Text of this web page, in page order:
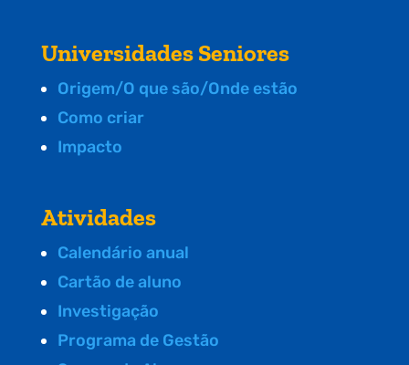
Universidades Seniores
Origem/O que são/Onde estão
Como criar
Impacto
Atividades
Calendário anual
Cartão de aluno
Investigação
Programa de Gestão